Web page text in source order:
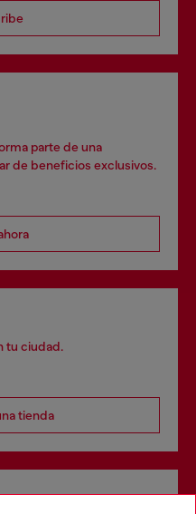
parte de una
de beneficios exclusivos.
tu ciudad.
tienda